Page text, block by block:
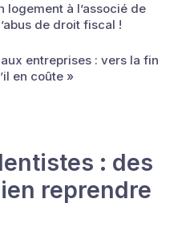
logement à l’associé de
de droit fiscal !
entreprises : vers la fin
en coûte »
: des
reprendre